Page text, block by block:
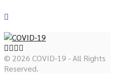
© 2026 COVID-19 - All Rights
Reserved.